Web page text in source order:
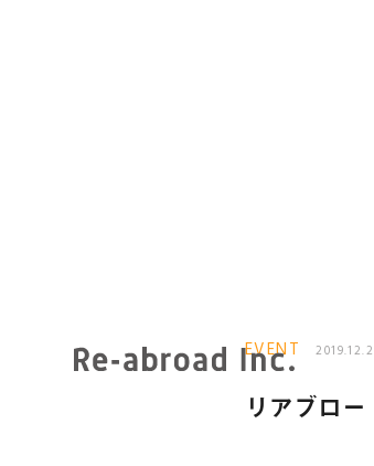
EVENT
リアブロ